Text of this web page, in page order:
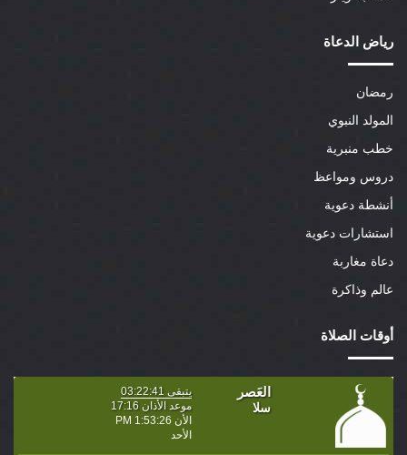
رياض الدعاة
رمضان
المولد النبوي
خطب منبرية
دروس ومواعظ
أنشطة دعوية
استشارات دعوية
دعاة مغاربة
عالم وذاكرة
أوقات الصلاة